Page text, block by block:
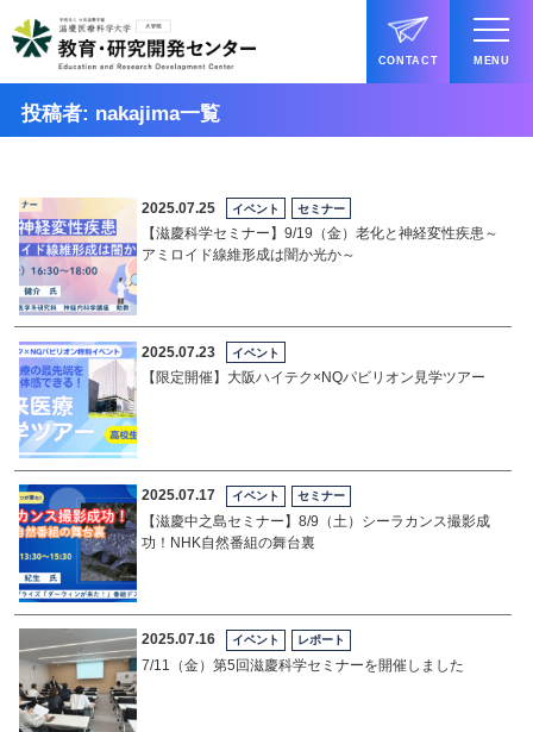
MENU
CONTACT
投稿者: nakajima一覧
2025.07.25 イベント セミナー
【滋慶科学セミナー】9/19（金）老化と神経変性疾患～
アミロイド線維形成は闇か光か～
2025.07.23 イベント
【限定開催】大阪ハイテク×NQパビリオン見学ツアー
2025.07.17 イベント セミナー
【滋慶中之島セミナー】8/9（土）シーラカンス撮影成
功！NHK自然番組の舞台裏
2025.07.16 イベント レポート
7/11（金）第5回滋慶科学セミナーを開催しました